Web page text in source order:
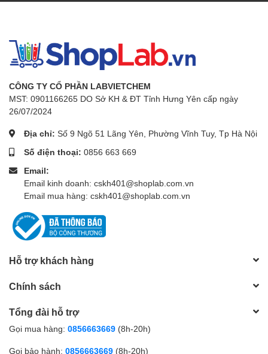
CÔNG TY CỔ PHẦN LABVIETCHEM
MST: 0901166265 DO Sở KH & ĐT Tỉnh Hưng Yên cấp ngày
26/07/2024
Địa chỉ: Số 9 Ngõ 51 Lãng Yên, Phường Vĩnh Tuy, Tp Hà Nội
Số điện thoại: 0856 663 669
Email:
Email kinh doanh: cskh401@shoplab.com.vn
Email mua hàng: cskh401@shoplab.com.vn
Hỗ trợ khách hàng
Chính sách
Tổng đài hỗ trợ
Gọi mua hàng: 0856663669 (8h-20h)
Gọi bảo hành: 0856663669 (8h-20h)